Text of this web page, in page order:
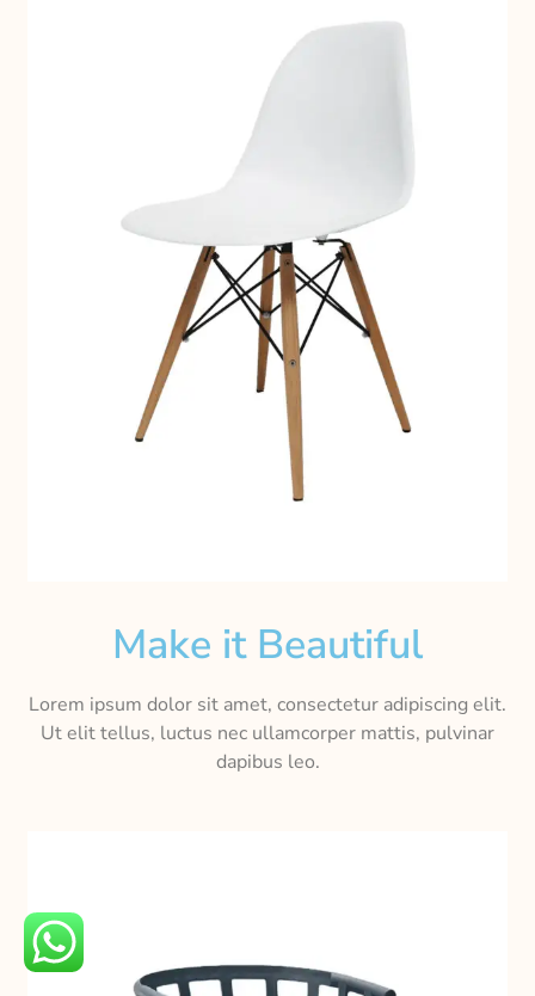
Make it Beautiful
Lorem ipsum dolor sit amet, consectetur adipiscing elit.
Ut elit tellus, luctus nec ullamcorper mattis, pulvinar
dapibus leo.